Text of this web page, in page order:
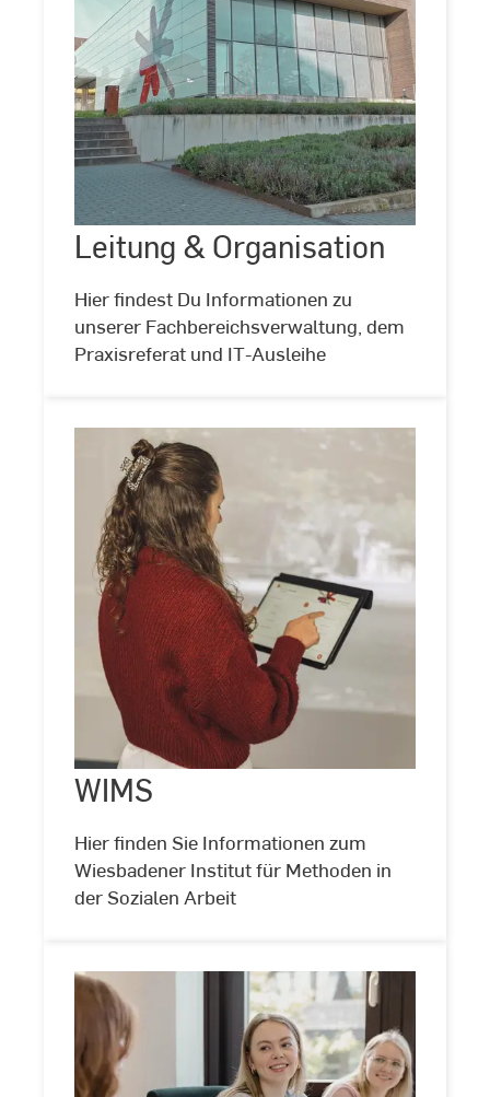
©Hochschulkommunikation
Leitung & Organisation
Hier findest Du Informationen zu
unserer Fachbereichsverwaltung, dem
Praxisreferat und IT-Ausleihe
Leitung
&
Organisation
©
Laura
Freund
WIMS
Hier finden Sie Informationen zum
Wiesbadener Institut für Methoden in
der Sozialen Arbeit
WIMS